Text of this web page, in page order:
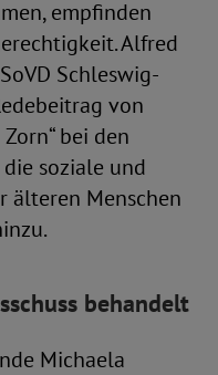
empfinden
Alfred
Schleswig-
von
bei den
soziale und
Menschen
behandelt
Michaela